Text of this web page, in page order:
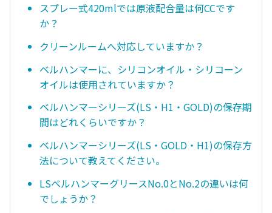
スプレー式420mlでは原液配合量は何CCです
か？
クリーンルームへ対応していますか？
ベルハンマーに、シリコンオイル・シリコーン
オイルは使用されていますか？
ベルハンマーシリーズ(LS・H1・GOLD)の保存期
間はどれくらいですか？
ベルハンマーシリーズ(LS・GOLD・H1)の保存方
法について教えてください。
LSベルハンマーグリースNo.0とNo.2の違いは何
でしょうか？